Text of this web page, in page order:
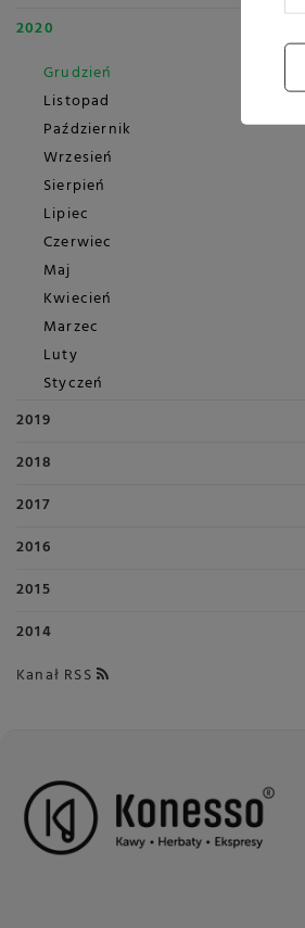
2020
Grudzień
Listopad
Październik
Wrzesień
Sierpień
Lipiec
Czerwiec
Maj
Kwiecień
Marzec
Luty
Styczeń
2019
2018
2017
2016
2015
2014
Kanał RSS